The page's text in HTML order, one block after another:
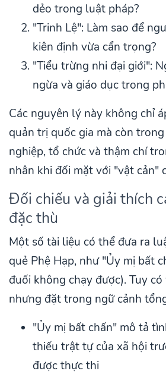
dẻo trong luật pháp?
"Trinh Lệ": Làm sao để
kiên định vừa cẩn trọng?
"Tiểu trừng nhi đại giới":
ngừa và giáo dục trong
Các nguyên lý này không chỉ
quản trị quốc gia mà còn
nghiệp, tổ chức và thậm chí
nhân khi đối mặt với "vật cản"
Đối chiếu và giải thích
đặc thù
Một số tài liệu có thể đưa ra
quẻ Phệ Hạp, như "Ủy mị bất
đuối không chạy được). Tuy
nhưng đặt trong ngữ cảnh
"Ủy mị bất chấn" mô tả
thiếu trật tự của xã hội
được thực thi